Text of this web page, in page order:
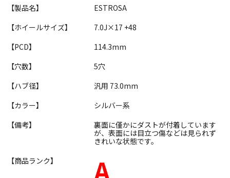
【製品名】
ESTROSA
【ホイールサイズ】
7.0J×17 +48
【PCD】
114.3mm
【穴数】
5穴
【ハブ径】
汎用 73.0mm
【カラー】
シルバー系
【備考】
裏面に僅かにダストが付着しています
が、表面には目立つ傷などは見られず
きれいな状態です。
【商品ランク】
A